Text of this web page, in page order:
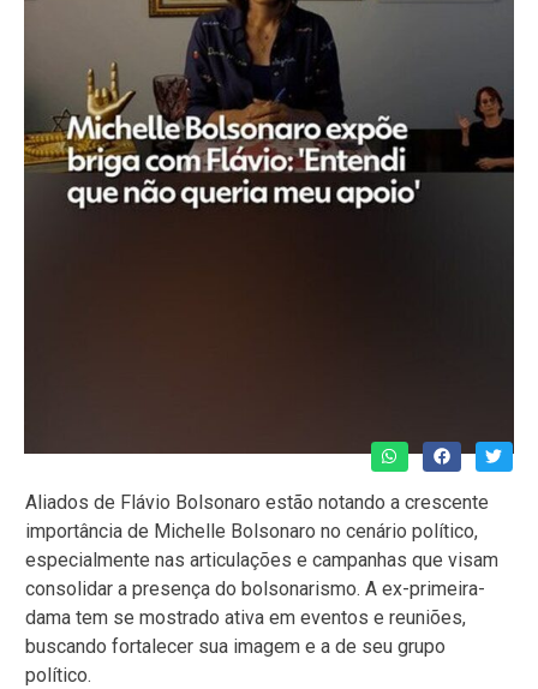
Aliados de Flávio Bolsonaro estão notando a crescente
importância de Michelle Bolsonaro no cenário político,
especialmente nas articulações e campanhas que visam
consolidar a presença do bolsonarismo. A ex-primeira-
dama tem se mostrado ativa em eventos e reuniões,
buscando fortalecer sua imagem e a de seu grupo
político.